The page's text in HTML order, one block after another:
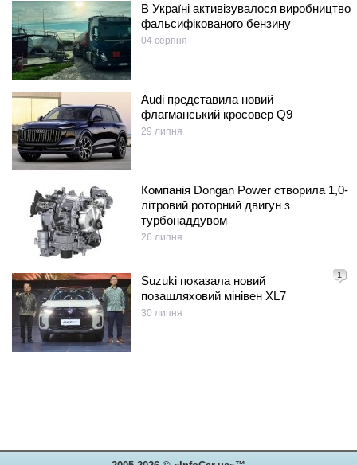
В Україні активізувалося виробництво
фальсифікованого бензину
04 серпня
Audi представила новий
флагманський кросовер Q9
29 липня
Компанія Dongan Power створила 1,0-
літровий роторний двигун з
турбонаддувом
26 липня
1
Suzuki показала новий
позашляховий мінівен XL7
30 липня